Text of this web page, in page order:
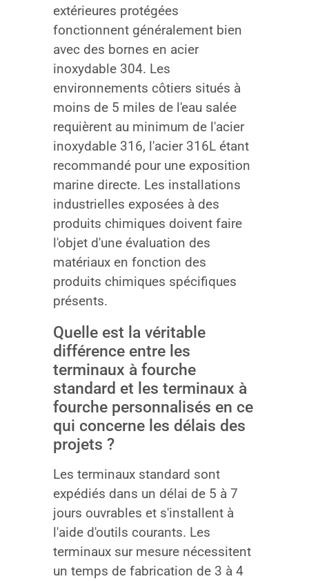
extérieures protégées
fonctionnent généralement bien
avec des bornes en acier
inoxydable 304. Les
environnements côtiers situés à
moins de 5 miles de l'eau salée
requièrent au minimum de l'acier
inoxydable 316, l'acier 316L étant
recommandé pour une exposition
marine directe. Les installations
industrielles exposées à des
produits chimiques doivent faire
l'objet d'une évaluation des
matériaux en fonction des
produits chimiques spécifiques
présents.
Quelle est la véritable
différence entre les
terminaux à fourche
standard et les terminaux à
fourche personnalisés en ce
qui concerne les délais des
projets ?
Les terminaux standard sont
expédiés dans un délai de 5 à 7
jours ouvrables et s'installent à
l'aide d'outils courants. Les
terminaux sur mesure nécessitent
un temps de fabrication de 3 à 4